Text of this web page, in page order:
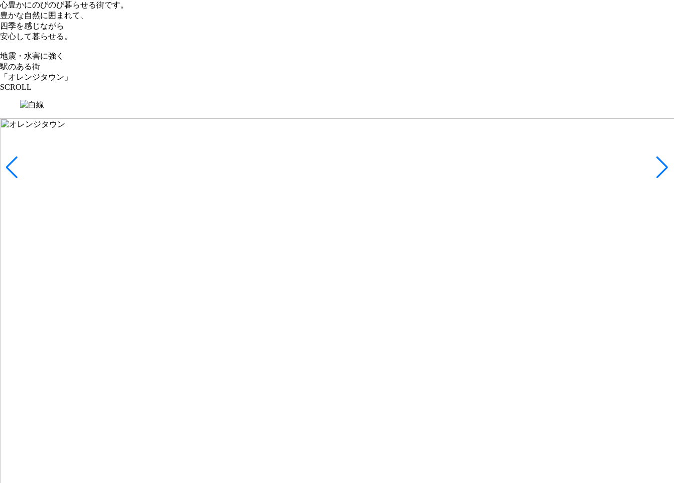
心豊かにのびのび暮らせる街です。
豊かな自然に囲まれて、
四季を感じながら
安心して暮らせる。
地震・水害に強く
駅のある街
「オレンジタウン」
SCROLL